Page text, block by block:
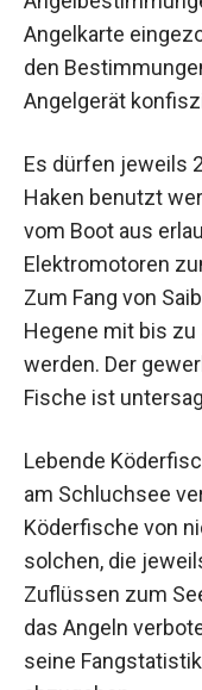
Angelkarte
den
Angelgerät
Es dürfen jeweils
Haken benutzt
vom Boot aus
Elektromotoren
Zum Fang von
Hegene mit bis
werden. Der
Fische ist
Lebende
am Schluchsee
Köderfische von
solchen, die
Zuflüssen zum
das Angeln
seine